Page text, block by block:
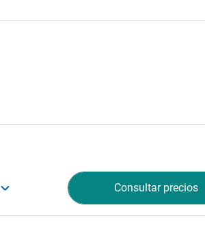
Consultar precios